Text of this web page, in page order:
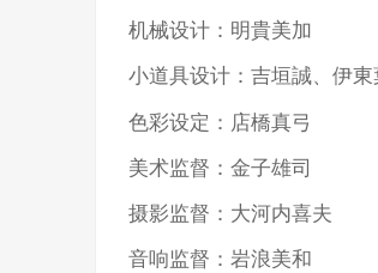
机械设计：明貴美加
小道具设计：吉垣誠、伊東
色彩设定：店橋真弓
美术监督：金子雄司
摄影监督：大河内喜夫
音响监督：岩浪美和